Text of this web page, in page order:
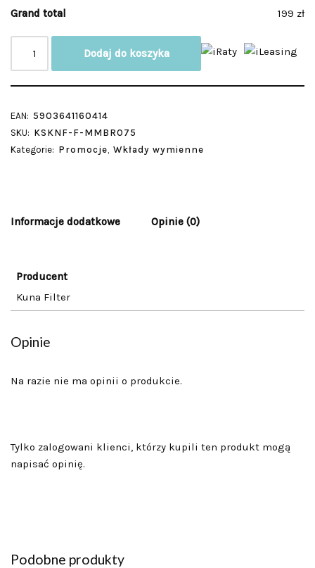
Grand total
199 zł
Dodaj do koszyka
EAN: 5903641160414
SKU: KSKNF-F-MMBRO75
Kategorie: Promocje, Wkłady wymienne
Informacje dodatkowe Opinie (0)
Producent
Kuna Filter
Opinie
Na razie nie ma opinii o produkcie.
Tylko zalogowani klienci, którzy kupili ten produkt mogą
napisać opinię.
Podobne produkty